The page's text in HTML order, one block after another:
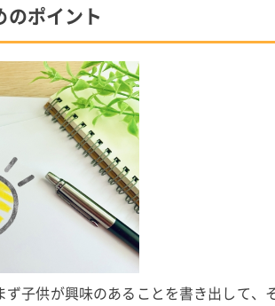
のポイント
子供が興味のあることを書き出して、